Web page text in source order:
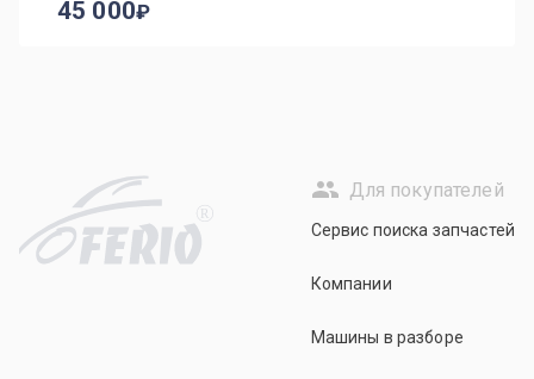
45 000
R
Для покупателей
Сервис поиска запчастей
Компании
Машины в разборе